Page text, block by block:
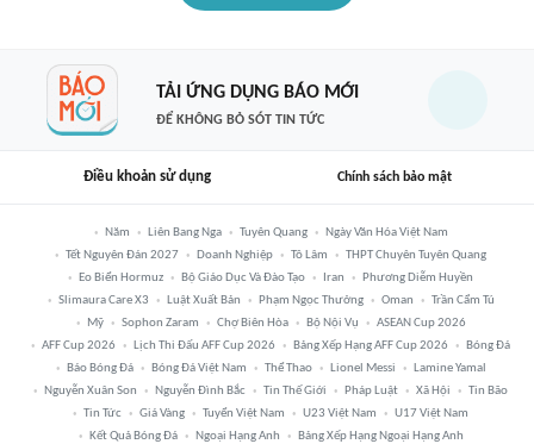
TẢI ỨNG DỤNG BÁO MỚI
ĐỂ KHÔNG BỎ SÓT TIN TỨC
Điều khoản sử dụng Chính sách bảo mật
Năm Liên Bang Nga Tuyên Quang
Ngày Văn Hóa Việt Nam
Tết Nguyên Đán 2027
Doanh Nghiệp Tô Lâm
THPT Chuyên Tuyên Quang
Eo Biển Hormuz
Bộ Giáo Dục Và Đào Tạo Iran
Phương Diễm Huyền
Slimaura Care X3
Luật Xuất Bản Phạm Ngọc Thưởng Oman
Trần Cẩm Tú
Mỹ
Sophon Zaram Chợ Biên Hòa Bộ Nội Vụ
ASEAN Cup 2026
AFF Cup 2026
Lịch Thi Đấu AFF Cup 2026 Bảng Xếp Hạng AFF Cup 2026
Bóng Đá
Báo Bóng Đá
Bóng Đá Việt Nam Thể Thao Lionel Messi
Lamine Yamal
Nguyễn Xuân Son
Nguyễn Đình Bắc Tin Thế Giới Pháp Luật Xã Hội
Tin Bão
Tin Tức
Giá Vàng Tuyển Việt Nam U23 Việt Nam
U17 Việt Nam
Kết Quả Bóng Đá
Ngoại Hạng Anh Bảng Xếp Hạng Ngoại Hạng Anh